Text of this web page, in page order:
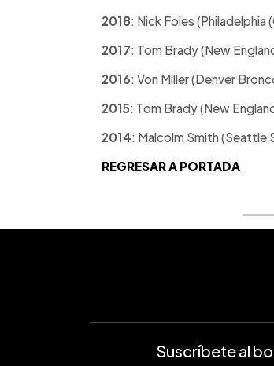
2018: Nick Foles (Philadelphia
2017: Tom Brady (New
2016: Von Miller (Denver
2015: Tom Brady (New
2014: Malcolm Smith (Seattle
REGRESAR A PORTADA
Suscríbete al